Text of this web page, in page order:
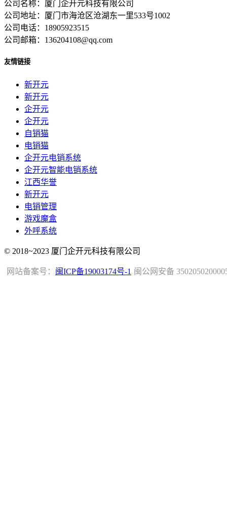
公司名称：厦门企开元科技有限公司
公司地址：厦门市海沧区沧湖东一里533号1002
公司电话：18905923515
公司邮箱：136204108@qq.com
友情链接
新开元
新开元
企开元
企开元
自销猫
电销猫
企开元电销系统
企开元智能电销系统
江西华誉
新开元
电销管理
游戏魔盒
外呼系统
© 2018~2023 厦门企开元科技有限公司
闽公网安备
网站备案号： 闽ICP备19003174号-1